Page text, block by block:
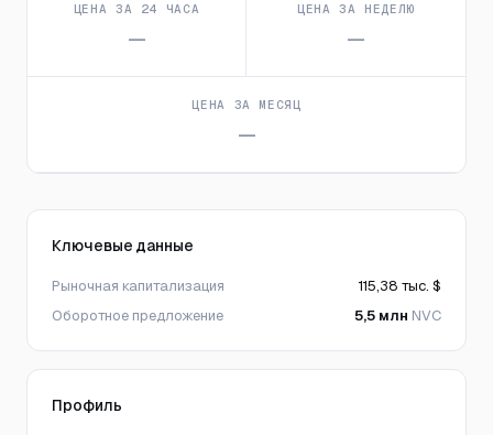
ЦЕНА ЗА 24 ЧАСА
—
ЦЕНА ЗА НЕДЕЛЮ
—
ЦЕНА ЗА МЕСЯЦ
—
Ключевые данные
Рыночная капитализация
115,38 тыс. $
Оборотное предложение
5,5 млн NVC
Профиль